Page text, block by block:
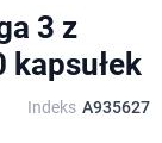
3 z
Indeks A935627